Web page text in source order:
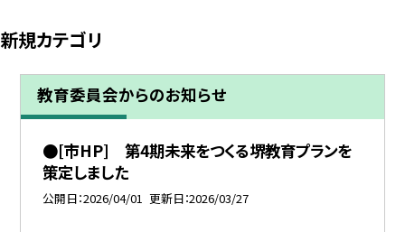
新規カテゴリ
教育委員会からのお知らせ
●[市HP] 第4期未来をつくる堺教育プランを
策定しました
公開日 2026/04/01 更新日 2026/03/27